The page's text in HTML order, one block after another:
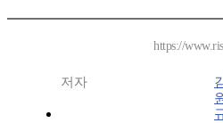
https://
저자